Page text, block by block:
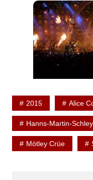
2015 Alice
Hanns-Martin-
Mötley Crüe